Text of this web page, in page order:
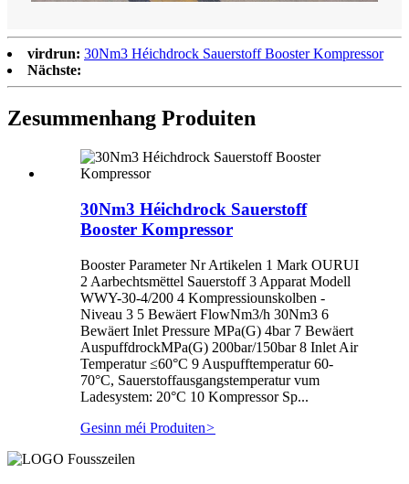
virdrun: 30Nm3 Héichdrock Sauerstoff Booster Kompressor
Nächste:
Zesummenhang Produiten
30Nm3 Héichdrock Sauerstoff
Booster Kompressor
Booster Parameter Nr Artikelen 1 Mark OURUI
2 Aarbechtsmëttel Sauerstoff 3 Apparat Modell
WWY-30-4/200 4 Kompressiounskolben -
Niveau 3 5 Bewäert FlowNm3/h 30Nm3 6
Bewäert Inlet Pressure MPa(G) 4bar 7 Bewäert
AuspuffdrockMPa(G) 200bar/150bar 8 Inlet Air
Temperatur ≤60°C 9 Auspufftemperatur 60-
70°C, Sauerstoffausgangstemperatur vum
Ladesystem: 20°C 10 Kompressor Sp...
Gesinn méi Produiten>